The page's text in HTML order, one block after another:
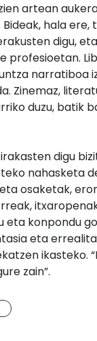
artean
hala
digu,
profesioetan.
narratiboa
Zinemaz,
duzu, batik
digu
nahasketa
osaketak,
eta konpondu
eta
ikasteko.
zain”.